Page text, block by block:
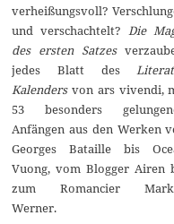
verheißungsvoll?
und verschachtelt? Die
des ersten Satzes
jedes Blatt des
Kalendersvon ars vivendi,
53 besonders
Anfängen aus den Werken
Georges Bataille bis
Vuong, vom Blogger Airen
zum Romancier
Werner.